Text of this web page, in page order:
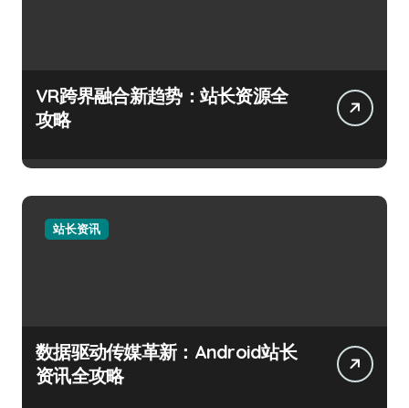
VR跨界融合新趋势：站长资源全
攻略
站长资讯
数据驱动传媒革新：Android站长
资讯全攻略